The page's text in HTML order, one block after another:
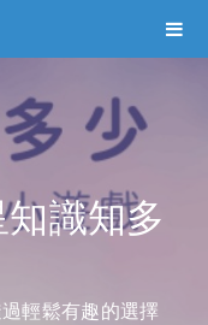
務
同的占星及其他咨
識知多
輕鬆有趣的選擇